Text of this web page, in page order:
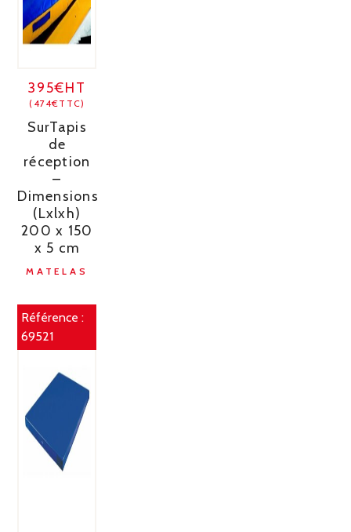
395€HT
(474€TTC)
SurTapis
de
réception
–
Dimensions
(Lxlxh)
200 x 150
x 5 cm
MATELAS
Référence :
69521